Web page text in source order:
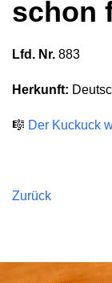
schon
Lfd. Nr. 883
Herkunft:
🎼 Der Kuckuck
Zurück